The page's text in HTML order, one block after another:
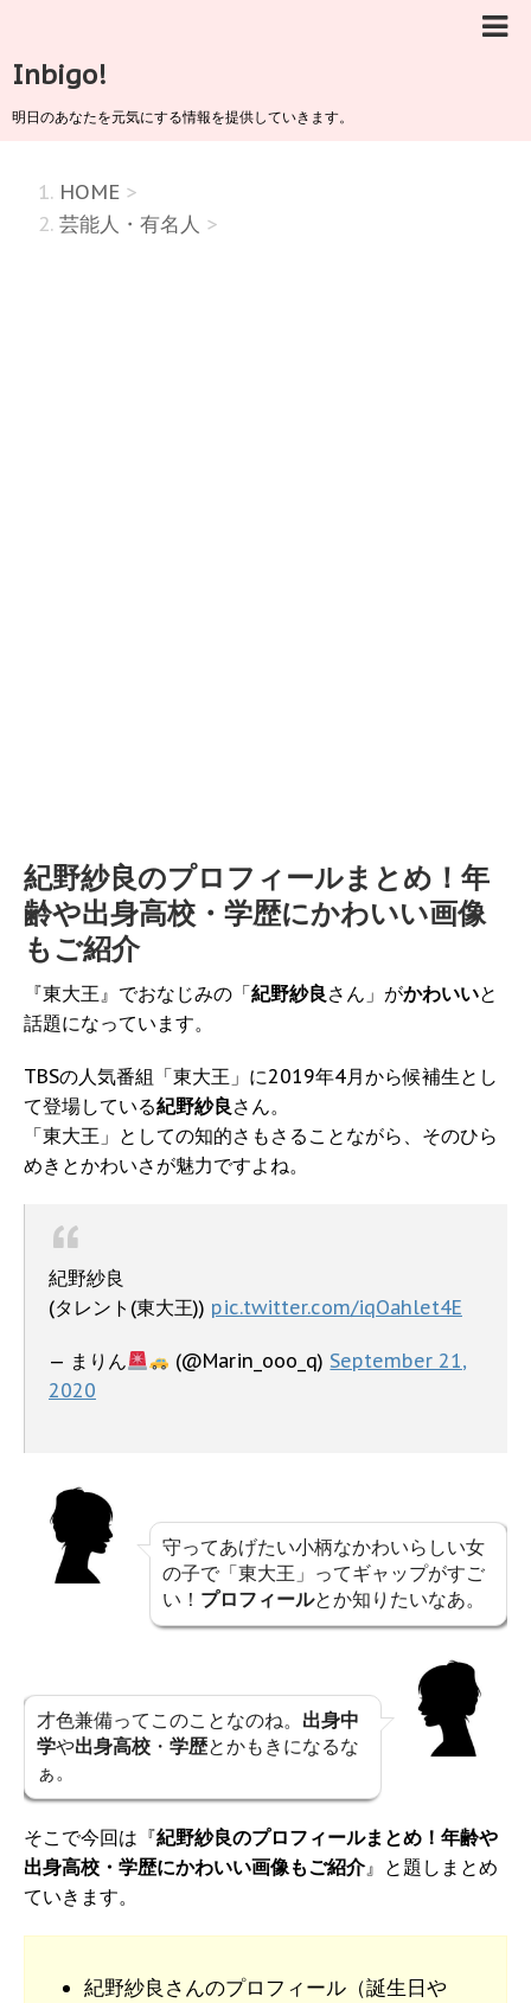
Inbigo!
明日のあなたを元気にする情報を提供していきます。
HOME >
芸能人・有名人 >
紀野紗良のプロフィールまとめ！年
齢や出身高校・学歴にかわいい画像
もご紹介
『東大王』でおなじみの「紀野紗良 さん」がかわいいと
話題になっています。
TBSの人気番組「東大王」に2019年4月から候補生とし
て登場している紀野紗良 さん。
「東大王」としての知的さもさることながら、そのひら
めきとかわいさが魅力ですよね。
紀野紗良
(タレント(東大王)) pic.twitter.com/iqOahlet4E
— まりん (@Marin_ooo_q) September 21,
2020
守ってあげたい小柄なかわいらしい女
の子で「東大王」ってギャップがすご
い！ プロフィールとか知りたいなあ。
才色兼備ってこのことなのね。 出身中
学や出身高校 ・ 学歴とかもきになるな
ぁ。
そこで今回は『紀野紗良のプロフィールまとめ！年齢や
出身高校・学歴にかわいい画像もご紹介』と題しまとめ
ていきます。
紀野紗良さんのプロフィール（誕生日や